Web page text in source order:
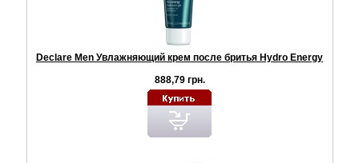
Declare Men Увлажняющий крем после бритья Hydro Energy
888,79 грн.